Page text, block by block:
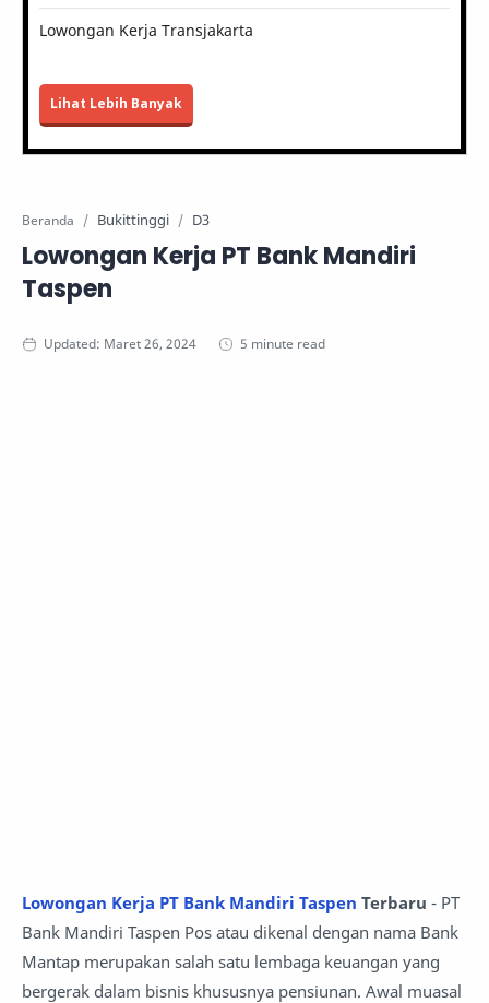
Lowongan Kerja Transjakarta
Lihat Lebih Banyak
Beranda Bukittinggi D3
Lowongan Kerja PT Bank Mandiri
Taspen
5 minute read
Lowongan Kerja PT Bank Mandiri Taspen Terbaru - PT
Bank Mandiri Taspen Pos atau dikenal dengan nama Bank
Mantap merupakan salah satu lembaga keuangan yang
bergerak dalam bisnis khususnya pensiunan. Awal muasal